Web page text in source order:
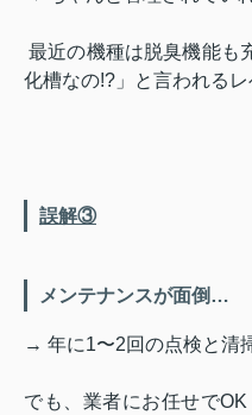
最近の機種は脱臭機能も
化槽なの!?」と言われるレ
誤解③
メンテナンスが面倒…
→ 年に1〜2回の点検と清
でも、業者にお任せで